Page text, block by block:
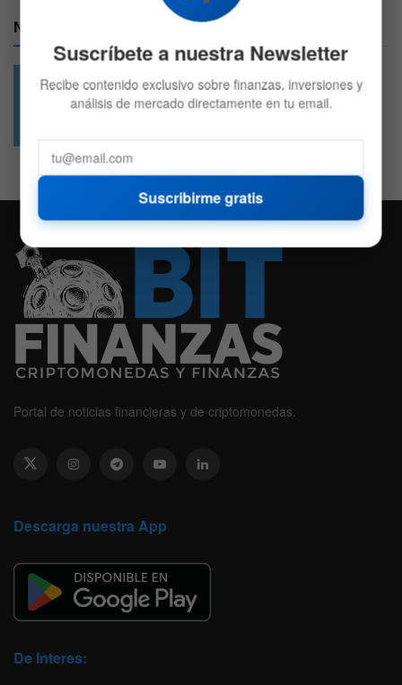
Nuestras Redes:
49.6k 4.7k
Portal de noticias financieras y de criptomonedas.
Descarga nuestra App
De Interes:
Suscríbete a nuestra Newsletter
Recibe contenido exclusivo sobre finanzas, inversiones y
análisis de mercado directamente en tu email.
Suscribirme gratis